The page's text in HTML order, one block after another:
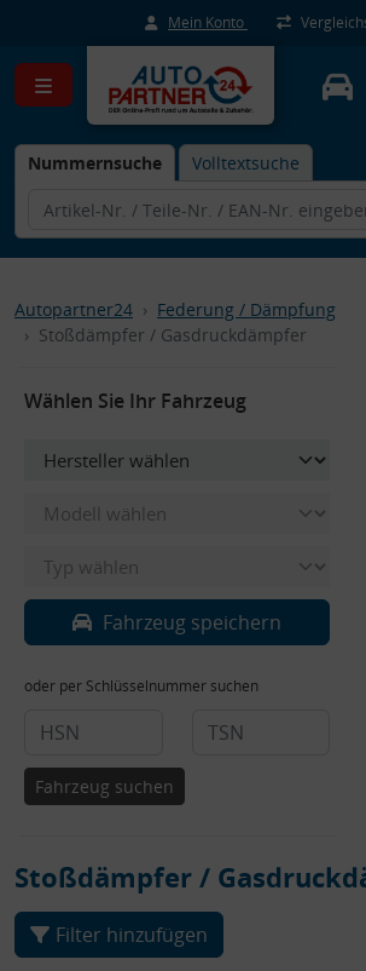
Mein Konto
Nummernsuche Volltextsuche
Autopartner24
Federung / Dämpfung
Stoßdämpfer / Gasdruckdämpfer
Wählen Sie Ihr Fahrzeug
Fahrzeug speichern
oder per Schlüsselnummer suchen
Fahrzeug suchen
Stoßdämpfer /
Filter hinzufügen